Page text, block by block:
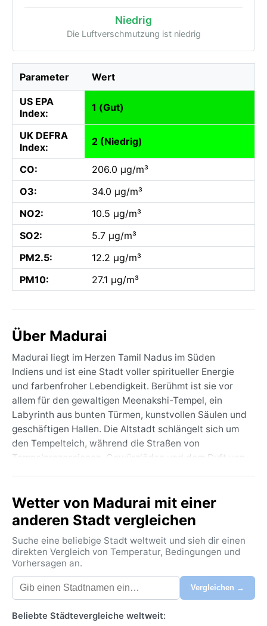
Niedrig
Die Luftverschmutzung ist niedrig
Parameter Wert
US EPA
Index:
1 (Gut)
UK DEFRA
Index:
2 (Niedrig)
CO:
206.0 µg/m³
O3:
34.0 µg/m³
NO2:
10.5 µg/m³
SO2:
5.7 µg/m³
PM2.5:
12.2 µg/m³
PM10:
27.1 µg/m³
Über Madurai
Madurai liegt im Herzen Tamil Nadus im Süden
Indiens und ist eine Stadt voller spiritueller Energie
und farbenfroher Lebendigkeit. Berühmt ist sie vor
allem für den gewaltigen Meenakshi-Tempel, ein
Labyrinth aus bunten Türmen, kunstvollen Säulen und
geschäftigen Hallen. Die Altstadt schlängelt sich um
den Tempelteich, während die Straßen von
Tempelprozessionen, Gewürzläden und dem Duft von
aus – eine staubige, aber fruchtbare Region, die von
Palmen und Reisfeldern gesäumt wird.
Das Klima ist tropisches Savannenklima (Köppen Aw),
geprägt von ganzjähriger Hitze und nur zwei klaren
Jahreszeiten. Die Sommer von März bis Mai sind
extrem heiß mit Höchstwerten über 38 °C, hoher
Luftfeuchtigkeit und ersten Gewittern. Der Winter
°C und kühlere Nächte – die angenehmste Zeit. Regen
Wetter von Madurai mit einer
anderen Stadt vergleichen
Suche eine beliebige Stadt weltweit und sieh dir einen
direkten Vergleich von Temperatur, Bedingungen und
Vorhersagen an.
Vergleichen →
Beliebte Städtevergleiche weltweit: